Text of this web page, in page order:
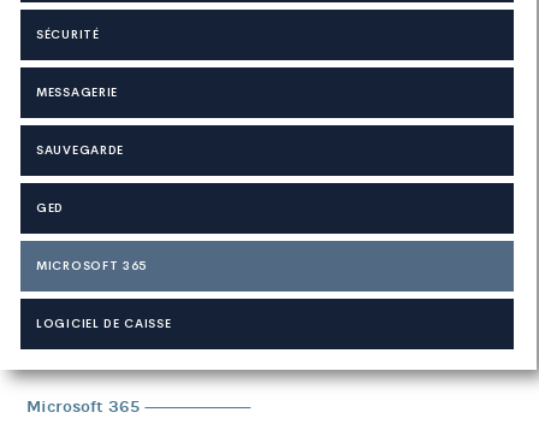
SÉCURITÉ
MESSAGERIE
SAUVEGARDE
GED
MICROSOFT 365
LOGICIEL DE CAISSE
Microsoft 365